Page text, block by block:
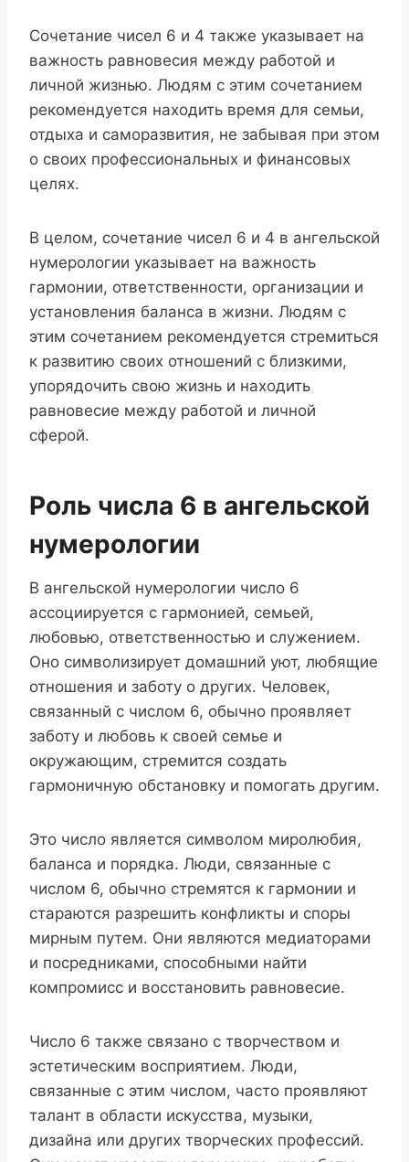
Сочетание чисел 6 и 4 также указывает на
важность равновесия между работой и
личной жизнью. Людям с этим сочетанием
рекомендуется находить время для семьи,
отдыха и саморазвития, не забывая при этом
о своих профессиональных и финансовых
целях.
В целом, сочетание чисел 6 и 4 в ангельской
нумерологии указывает на важность
гармонии, ответственности, организации и
установления баланса в жизни. Людям с
этим сочетанием рекомендуется стремиться
к развитию своих отношений с близкими,
упорядочить свою жизнь и находить
равновесие между работой и личной
сферой.
Роль числа 6 в ангельской
нумерологии
В ангельской нумерологии число 6
ассоциируется с гармонией, семьей,
любовью, ответственностью и служением.
Оно символизирует домашний уют, любящие
отношения и заботу о других. Человек,
связанный с числом 6, обычно проявляет
заботу и любовь к своей семье и
окружающим, стремится создать
гармоничную обстановку и помогать другим.
Это число является символом миролюбия,
баланса и порядка. Люди, связанные с
числом 6, обычно стремятся к гармонии и
стараются разрешить конфликты и споры
мирным путем. Они являются медиаторами
и посредниками, способными найти
компромисс и восстановить равновесие.
Число 6 также связано с творчеством и
эстетическим восприятием. Люди,
связанные с этим числом, часто проявляют
талант в области искусства, музыки,
дизайна или других творческих профессий.